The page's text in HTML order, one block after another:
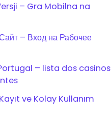
– Gra Mobilna na
– Вход на Рабочее
– lista dos casinos
ve Kolay Kullanım